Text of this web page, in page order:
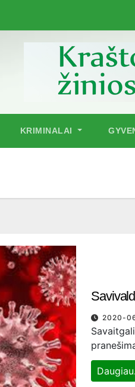
KRIMINALAI
2020-